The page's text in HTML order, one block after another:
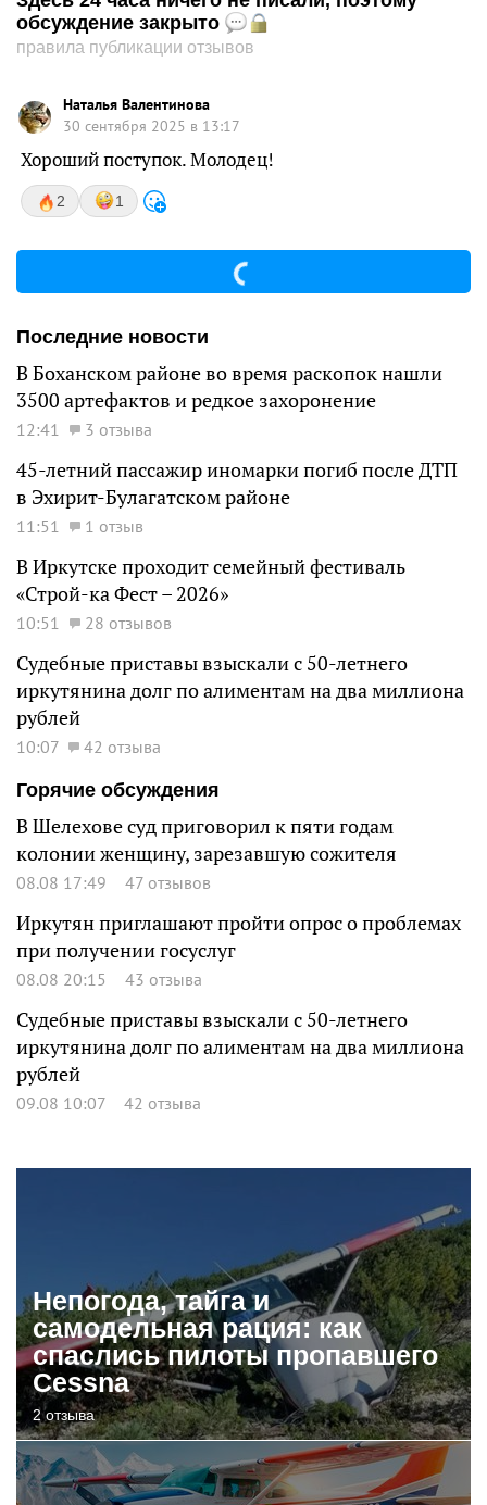
обсуждение закрыто
правила публикации отзывов
Наталья Валентинова
30 сентября 2025 в 13:17
Хороший поступок. Молодец!
2 1
Последние новости
В Боханском районе во время раскопок нашли
3500 артефактов и редкое захоронение
12:41 3 отзыва
45-летний пассажир иномарки погиб после ДТП
в Эхирит-Булагатском районе
11:51 1 отзыв
В Иркутске проходит семейный фестиваль
«Строй-ка Фест – 2026»
10:51 28 отзывов
Судебные приставы взыскали с 50-летнего
иркутянина долг по алиментам на два миллиона
рублей
10:07
42 отзыва
Горячие обсуждения
В Шелехове суд приговорил к пяти годам
колонии женщину, зарезавшую сожителя
08.08 17:49 47 отзывов
Иркутян приглашают пройти опрос о проблемах
при получении госуслуг
08.08 20:15 43 отзыва
Судебные приставы взыскали с 50-летнего
иркутянина долг по алиментам на два миллиона
рублей
09.08 10:07 42 отзыва
Непогода, тайга и
самодельная рация: как
спаслись пилоты пропавшего
Cessna
2 отзыва